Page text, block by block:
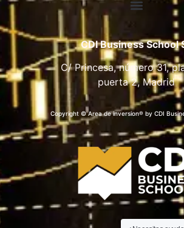
CDI Business School
C/ Princesa, número 31,
puerta 2, Madrid
Copyright © Area de inversion® by CDI